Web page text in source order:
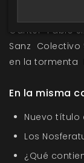
juego
Ganter
Pablo
Sanz Colectivo
en la tormenta
En la misma
Nuevo título
Los
¿Qué